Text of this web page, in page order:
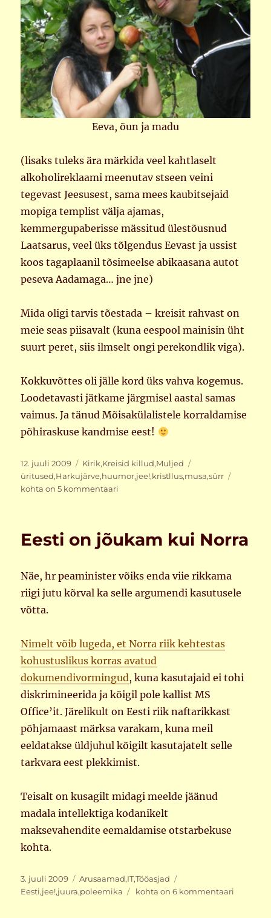
Eeva, õun ja madu
(lisaks tuleks ära märkida veel kahtlaselt
alkoholireklaami meenutav stseen veini
tegevast Jeesusest, sama mees kaubitsejaid
mopiga templist välja ajamas,
kemmergupaberisse mässitud ülestõusnud
Laatsarus, veel üks tõlgendus Eevast ja ussist
koos tagaplaanil tõsimeelse abikaasana autot
peseva Aadamaga… jne jne)
Mida oligi tarvis tõestada – kreisit rahvast on
meie seas piisavalt (kuna eespool mainisin üht
suurt peret, siis ilmselt ongi perekondlik viga).
Kokkuvõttes oli jälle kord üks vahva kogemus.
Loodetavasti jätkame järgmisel aastal samas
vaimus. Ja tänud Mõisakülalistele korraldamise
põhiraskuse kandmise eest!
Postitatud
12. juuli 2009 Rubriigid
Kirik,Kreisid killud,Muljed
üritused,Harkujärve,huumor,jee!,kristllus,musa,sürr
kohta on 5 kommentaari
Eesti on jõukam kui Norra
Näe, hr peaminister võiks enda viie rikkama
riigi jutu kõrval ka selle argumendi kasutusele
võtta.
Nimelt võib lugeda, et Norra riik kehtestas
kohustuslikus korras avatud
dokumendivormingud, kuna kasutajaid ei tohi
diskrimineerida ja kõigil pole kallist MS
Office’it. Järelikult on Eesti riik naftarikkast
põhjamaast märksa varakam, kuna meil
eeldatakse üldjuhul kõigilt kasutajatelt selle
tarkvara eest plekkimist.
Teisalt on kusagilt midagi meelde jäänud
madala intellektiga kodanikelt
maksevahendite eemaldamise otstarbekuse
kohta.
Postitatud
3. juuli 2009 Rubriigid
Arusaamad,IT,Tööasjad
Eesti,jee!,juura,poleemika
Eesti
kohta on 6 kommentaari